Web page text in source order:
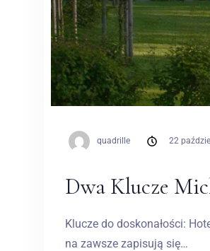
quadrille 22
Dwa Klucze
Klucze do doskonałości:
na zawsze zapisują się…